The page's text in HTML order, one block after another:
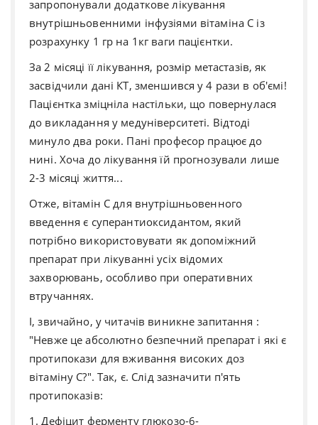
запропонували додаткове лікування
внутрішньовенними інфузіями вітаміна С із
розрахунку 1 гр на 1кг ваги пацієнтки.
За 2 місяці її лікування, розмір метастазів, як
засвідчили дані КТ, зменшився у 4 рази в об'ємі!
Пацієнтка зміцніла настільки, що повернулася
до викладання у медуніверситеті. Відтоді
минуло два роки. Пані професор працює до
нині. Хоча до лікування їй прогнозували лише
2-3 місяці життя...
Отже, вітамін С для внутрішньовенного
введення є суперантиоксидантом, який
потрібно використовувати як допоміжний
препарат при лікуванні усіх відомих
захворювань, особливо при оперативних
втручаннях.
І, звичайно, у читачів виникне запитання :
"Невже це абсолютно безпечний препарат і які є
протипокази для вживання високих доз
вітаміну С?". Так, є. Слід зазначити п'ять
протипоказів:
1. Дефіцит ферменту глюкозо-6-